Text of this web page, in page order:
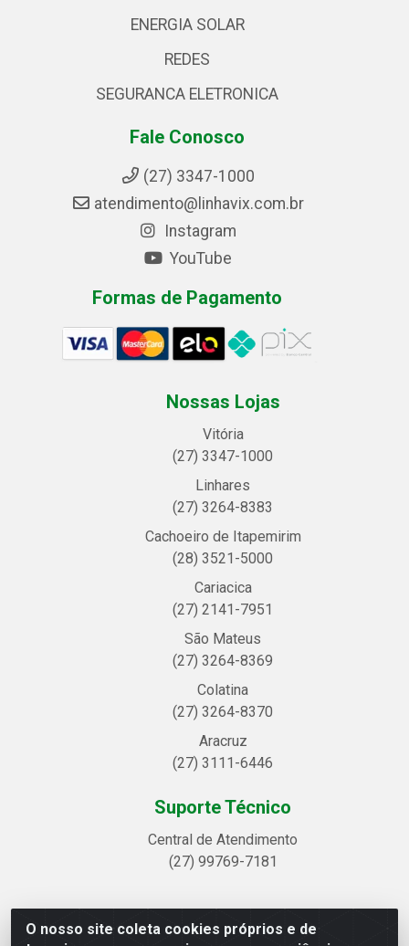
O nosso site coleta cookies próprios e de
ENERGIA SOLAR
REDES
SEGURANCA ELETRONICA
Fale Conosco
(27) 3347-1000
atendimento@linhavix.com.br
Instagram
YouTube
Formas de Pagamento
Nossas Lojas
Vitória
(27) 3347-1000
Linhares
(27) 3264-8383
Cachoeiro de Itapemirim
(28) 3521-5000
Cariacica
(27) 2141-7951
São Mateus
(27) 3264-8369
Colatina
(27) 3264-8370
Aracruz
(27) 3111-6446
Suporte Técnico
Central de Atendimento
(27) 99769-7181
Linhavix Distribuidora LTDA - Avenida Alegre, 2521 -